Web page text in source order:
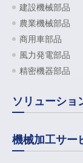
建設機械部品
農業機械部品
商用車部品
風力発電部品
精密機器部品
ソリューショ
機械加工サー